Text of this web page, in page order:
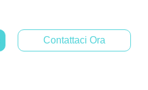
Contattaci Ora